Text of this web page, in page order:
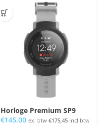
Horloge Premium SP9
€145,00 ex. btw €175,45 incl btw